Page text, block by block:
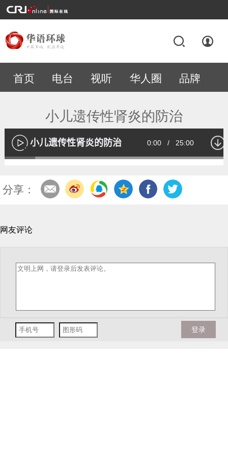
首页 电台 视听 华人圈 品牌
小儿遗传性肾炎的防治
播
放
小儿遗传性肾炎的防治 Current
0:00 / Duration
25:00
Loaded:
分享：
网友评论
登录